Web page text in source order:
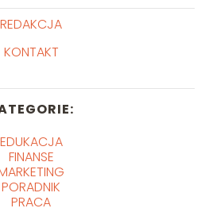
REDAKCJA
KONTAKT
EDUKACJA
FINANSE
PORADNIK
PRACA